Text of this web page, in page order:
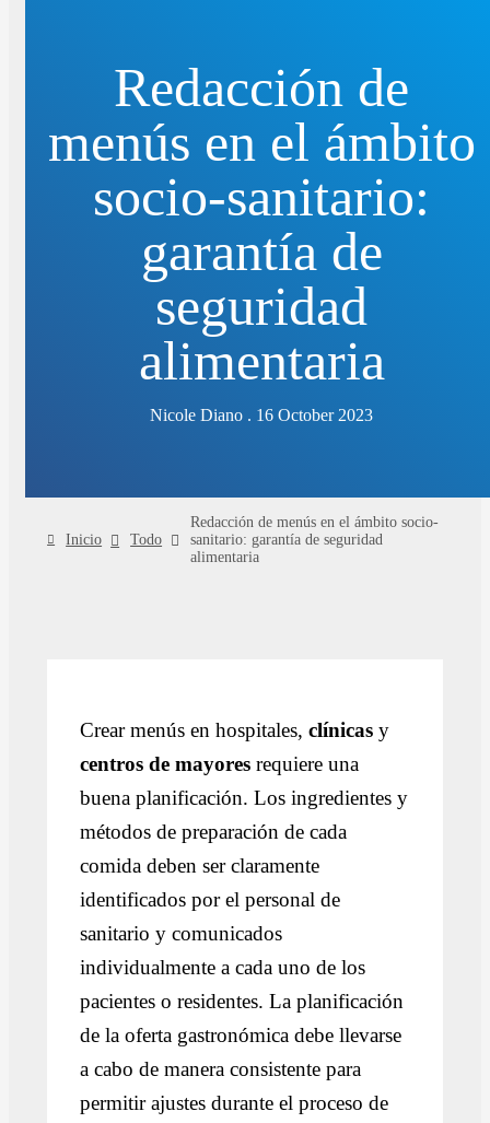
Redacción de
menús en el ámbito
socio-sanitario:
garantía de
seguridad
alimentaria
Nicole Diano . 16 October 2023
Inicio Todo
Redacción de menús en el ámbito socio-
sanitario: garantía de seguridad
alimentaria
Crear menús en hospitales,clínicas y
centros de mayores requiere una
buena planificación. Los ingredientes y
métodos de preparación de cada
comida deben ser claramente
identificados por el personal de
sanitario y comunicados
individualmente a cada uno de los
pacientes o residentes. La planificación
de la oferta gastronómica debe llevarse
a cabo de manera consistente para
permitir ajustes durante el proceso de